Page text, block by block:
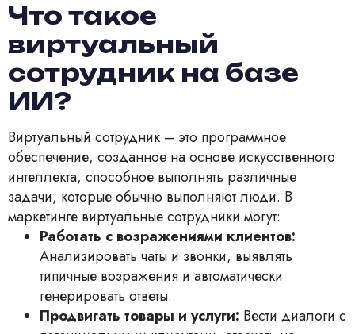
Что такое
виртуальный
сотрудник на базе
ИИ?
Виртуальный сотрудник – это программное
обеспечение, созданное на основе искусственного
интеллекта, способное выполнять различные
задачи, которые обычно выполняют люди. В
маркетинге виртуальные сотрудники могут:
Работать с возражениями клиентов:
Анализировать чаты и звонки, выявлять
типичные возражения и автоматически
генерировать ответы.
Продвигать товары и услуги: Вести диалоги с